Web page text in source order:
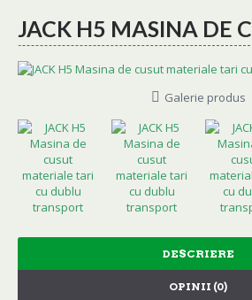
Galerie produs
DESCRIERE
OPINII (0)